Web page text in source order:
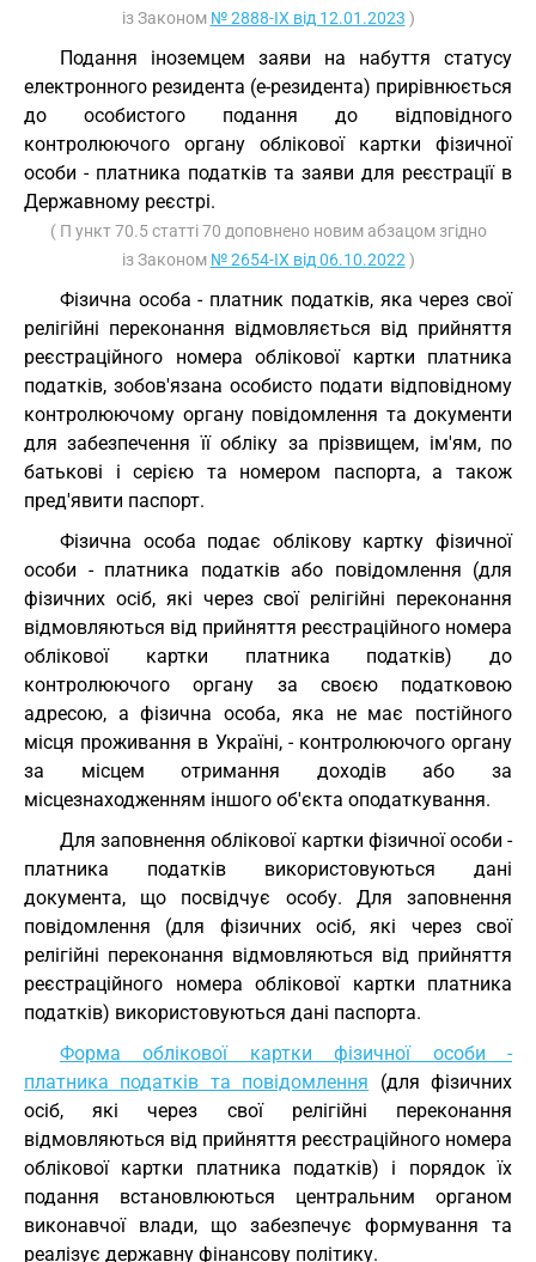
із Законом № 2888-IX від 12.01.2023 )
Подання іноземцем заяви на набуття статусу
електронного резидента (е-резидента) прирівнюється
до особистого подання до відповідного
контролюючого органу облікової картки фізичної
особи - платника податків та заяви для реєстрації в
Державному реєстрі.
( П ункт 70.5 статті 70 доповнено новим абзацом згідно
із Законом № 2654-IX від 06.10.2022 )
Фізична особа - платник податків, яка через свої
релігійні переконання відмовляється від прийняття
реєстраційного номера облікової картки платника
податків, зобов'язана особисто подати відповідному
контролюючому органу повідомлення та документи
для забезпечення її обліку за прізвищем, ім'ям, по
батькові і серією та номером паспорта, а також
пред'явити паспорт.
Фізична особа подає облікову картку фізичної
особи - платника податків або повідомлення (для
фізичних осіб, які через свої релігійні переконання
відмовляються від прийняття реєстраційного номера
облікової картки платника податків) до
контролюючого органу за своєю податковою
адресою, а фізична особа, яка не має постійного
місця проживання в Україні, - контролюючого органу
за місцем отримання доходів або за
місцезнаходженням іншого об'єкта оподаткування.
Для заповнення облікової картки фізичної особи -
платника податків використовуються дані
документа, що посвідчує особу. Для заповнення
повідомлення (для фізичних осіб, які через свої
релігійні переконання відмовляються від прийняття
реєстраційного номера облікової картки платника
податків) використовуються дані паспорта.
Форма облікової картки фізичної особи -
платника податків та повідомлення (для фізичних
осіб, які через свої релігійні переконання
відмовляються від прийняття реєстраційного номера
облікової картки платника податків) і порядок їх
подання встановлюються центральним органом
виконавчої влади, що забезпечує формування та
реалізує державну фінансову політику.